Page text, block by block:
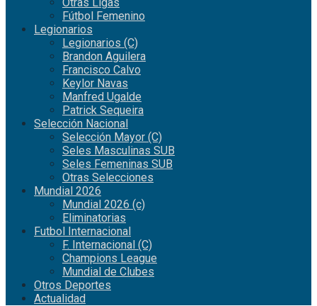
Fútbol Femenino
Legionarios
Legionarios (C)
Brandon Aguilera
Francisco Calvo
Keylor Navas
Manfred Ugalde
Patrick Sequeira
Selección Nacional
Selección Mayor (C)
Seles Masculinas SUB
Seles Femeninas SUB
Otras Selecciones
Mundial 2026
Mundial 2026 (c)
Eliminatorias
Futbol Internacional
F. Internacional (C)
Champions League
Mundial de Clubes
Otros Deportes
Actualidad